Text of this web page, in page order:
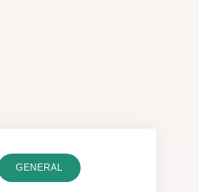
GENERAL